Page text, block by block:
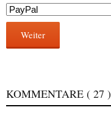
Weiter
KOMMENTARE ( 27 )